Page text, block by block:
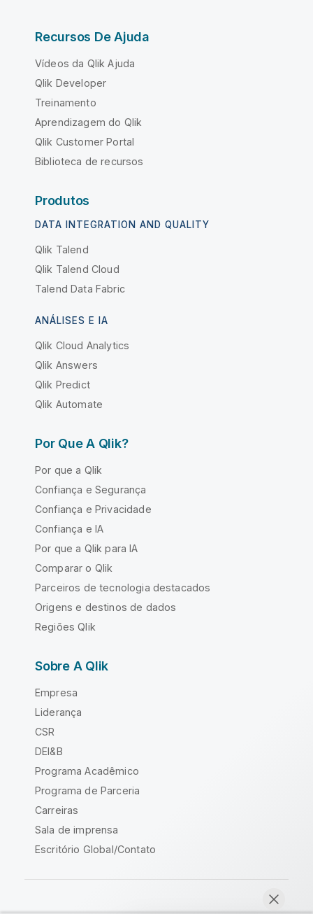
Recursos De Ajuda
Vídeos da Qlik Ajuda
Qlik Developer
Treinamento
Aprendizagem do Qlik
Qlik Customer Portal
Biblioteca de recursos
Produtos
DATA INTEGRATION AND QUALITY
Qlik Talend
Qlik Talend Cloud
Talend Data Fabric
ANÁLISES E IA
Qlik Cloud Analytics
Qlik Answers
Qlik Predict
Qlik Automate
Por Que A Qlik?
Por que a Qlik
Confiança e Segurança
Confiança e Privacidade
Confiança e IA
Por que a Qlik para IA
Comparar o Qlik
Parceiros de tecnologia destacados
Origens e destinos de dados
Regiões Qlik
Sobre A Qlik
Empresa
Liderança
CSR
DEI&B
Programa Acadêmico
Programa de Parceria
Carreiras
Sala de imprensa
Escritório Global/Contato